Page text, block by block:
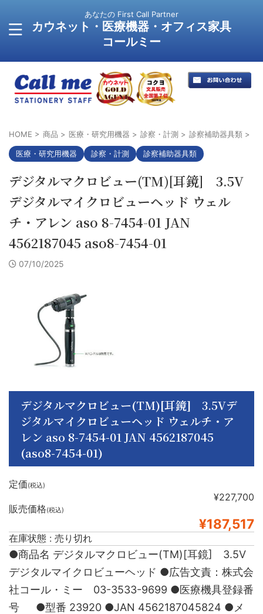
あなたの First Call Partner
カウネット・医療機器・オフィス家具
コールミー
HOME > 商品 > 医療・研究用機器 > 診察・計測 > 診察補助器具類 >
医療・研究用機器 診察・計測 診察補助器具類
デジタルマクロビュー(TM)[耳鏡] 3.5V
デジタルマイクロビューヘッド ウェル
チ・アレン aso 8-7454-01 JAN
4562187045 aso8-7454-01
07/10/2025
デジタルマクロビュー(TM)[耳鏡] 3.5Vデ
ジタルマイクロビューヘッド ウェルチ・ア
レン aso 8-7454-01 JAN 4562187045
(aso8-7454-01)
定価(税込)
¥227,700
販売価格(税込)
¥187,517
在庫状態 : 売り切れ
●商品名 デジタルマクロビュー(TM)[耳鏡] 3.5V
デジタルマイクロビューヘッド ●広告文責：株式会
社コール・ミー 03-3533-9699 ●医療機具登録番
号 ●型番 23920 ●JAN 4562187045824 ●メ